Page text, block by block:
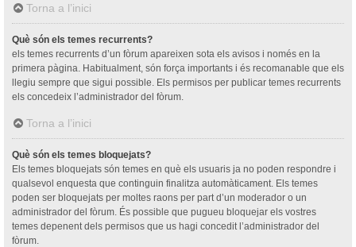
Torna a l’inici
Què són els temes recurrents?
els temes recurrents d’un fòrum apareixen sota els avisos i només en la
primera pàgina. Habitualment, són força importants i és recomanable que els
llegiu sempre que sigui possible. Els permisos per publicar temes recurrents
els concedeix l’administrador del fòrum.
Torna a l’inici
Què són els temes bloquejats?
Els temes bloquejats són temes en què els usuaris ja no poden respondre i
qualsevol enquesta que continguin finalitza automàticament. Els temes
poden ser bloquejats per moltes raons per part d’un moderador o un
administrador del fòrum. És possible que pugueu bloquejar els vostres
temes depenent dels permisos que us hagi concedit l’administrador del
fòrum.